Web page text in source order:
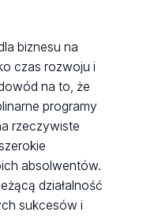
biznesu na
czas rozwoju i
na to, że
programy
rzeczywiste
absolwentów.
działalność
sukcesów i